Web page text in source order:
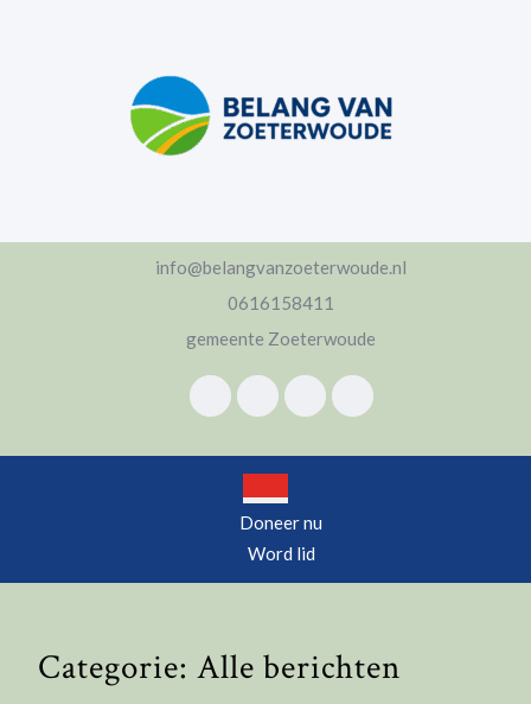
info@belangvanzoeterwoude.nl
0616158411
gemeente Zoeterwoude
Open
Doneer nu
Word lid
Categorie: Alle berichten